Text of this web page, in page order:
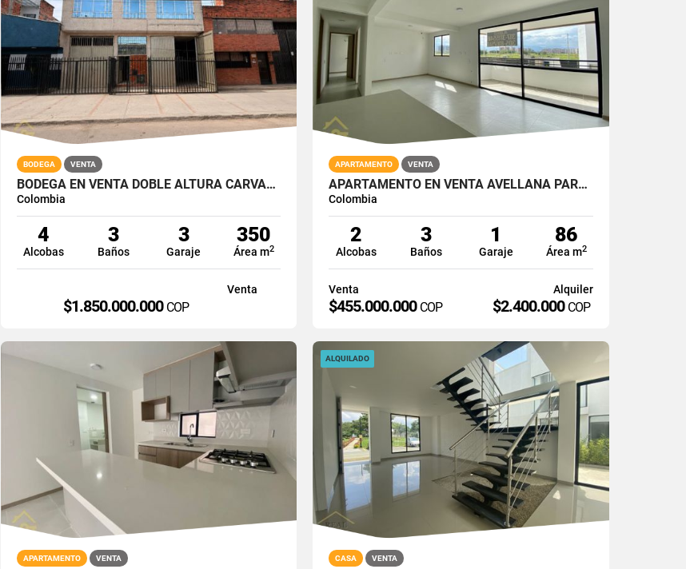
BODEGA VENTA
BODEGA EN VENTA DOBLE ALTURA CARVAJAL BOGOTA SUR 350M2
Colombia
4
Alcobas
3
Baños
3
Garaje
350
Área m2
Venta
$1.850.000.000 COP
APARTAMENTO VENTA
APARTAMENTO EN VENTA AVELLANA PARQUE VIVERO CALI SUR 2PISO 86M2
Colombia
2
Alcobas
3
Baños
1
Garaje
86
Área m2
Venta
$455.000.000 COP
Alquiler
$2.400.000 COP
APARTAMENTO VENTA
ALQUILADO
CASA VENTA